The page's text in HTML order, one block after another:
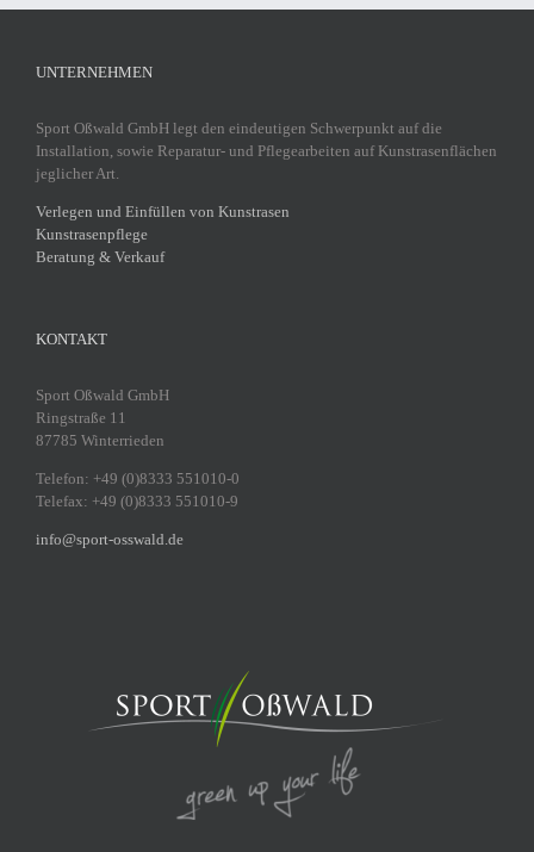
UNTERNEHMEN
Sport Oßwald GmbH legt den eindeutigen Schwerpunkt auf die
Installation, sowie Reparatur- und Pflegearbeiten auf Kunstrasenflächen
jeglicher Art.
Verlegen und Einfüllen von Kunstrasen
Kunstrasenpflege
Beratung & Verkauf
KONTAKT
Sport Oßwald GmbH
Ringstraße 11
87785 Winterrieden
Telefon: +49 (0)8333 551010-0
Telefax: +49 (0)8333 551010-9
info@sport-osswald.de